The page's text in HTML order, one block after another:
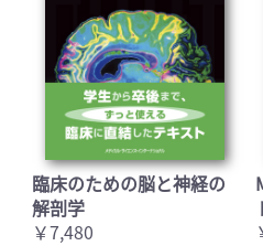
臨床のための脳と神経の
解剖学
￥7,480